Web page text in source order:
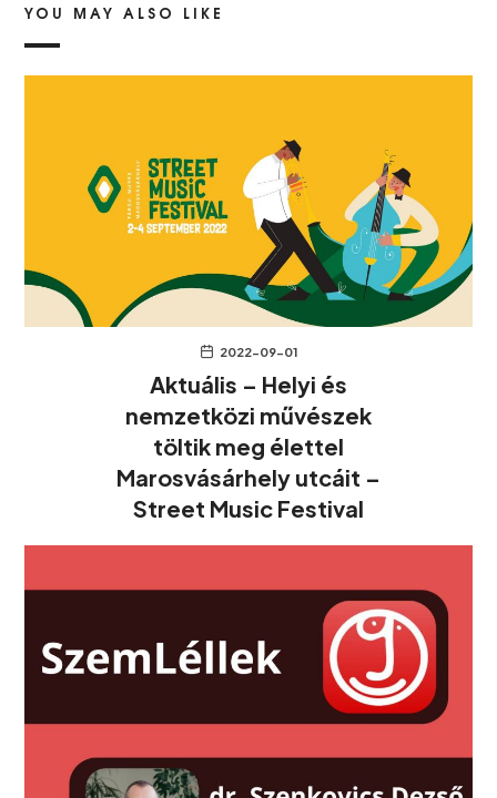
YOU MAY ALSO LIKE
2022-09-01
Aktuális – Helyi és
nemzetközi művészek
töltik meg élettel
Marosvásárhely utcáit –
Street Music Festival